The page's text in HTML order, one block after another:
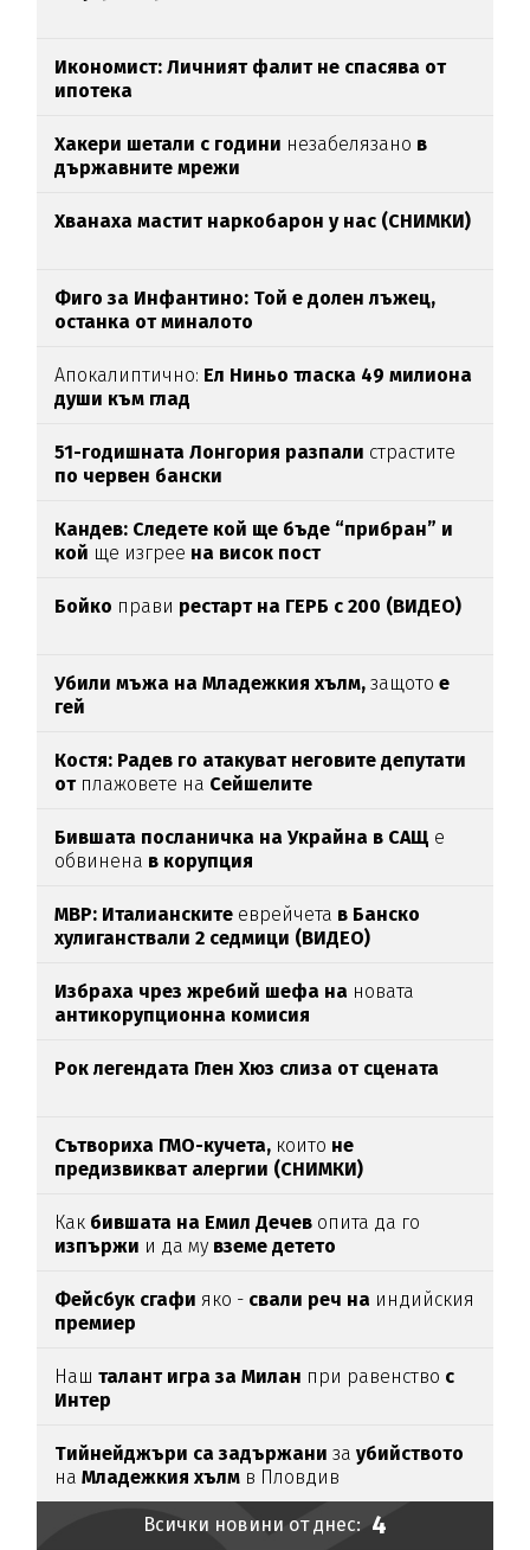
Икономист: Личният фалит не спасява от
ипотека
Хакери шетали с години незабелязано в
държавните мрежи
Хванаха мастит наркобарон у нас (СНИМКИ)
Фиго за Инфантино: Той е долен лъжец,
останка от миналото
Апокалиптично: Ел Ниньо тласка 49 милиона
души към глад
51-годишната Лонгория разпали страстите
по червен бански
Кандев: Следете кой ще бъде “прибран” и
кой ще изгрее на висок пост
Бойко прави рестарт на ГЕРБ с 200 (ВИДЕО)
Убили мъжа на Младежкия хълм,защото е
гей
Костя: Радев го атакуват неговите депутати
отплажовете на Сейшелите
Бившата посланичка на Украйна в САЩ е
обвинена в корупция
МВР: Италианските еврейчета в Банско
хулиганствали 2 седмици (ВИДЕО)
Избраха чрез жребий шефа на новата
антикорупционна комисия
Рок легендата Глен Хюз слиза от сцената
Сътвориха ГМО-кучета, които не
предизвикват алергии (СНИМКИ)
Как бившата на Емил Дечев опита да го
изпържи и да му вземе детето
Фейсбук сгафи яко - свали реч на индийския
премиер
Нашталант игра за Милан при равенство с
Интер
Тийнейджъри са задържани за убийството
наМладежкия хълм в Пловдив
Всички новини от днес: 4